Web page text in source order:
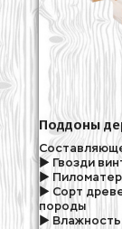
Поддоны
► Гвозди
►
► Сорт
породы
►